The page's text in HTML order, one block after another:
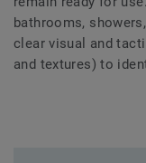
bathrooms,
clear visual and
and textures) to